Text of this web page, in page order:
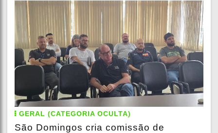
GERAL (CATEGORIA OCULTA)
São Domingos cria comissão de